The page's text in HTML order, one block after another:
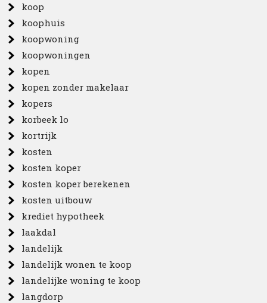
koop
koophuis
koopwoning
koopwoningen
kopen
kopen zonder makelaar
kopers
korbeek lo
kortrijk
kosten
kosten koper
kosten koper berekenen
kosten uitbouw
krediet hypotheek
laakdal
landelijk
landelijk wonen te koop
landelijke woning te koop
langdorp